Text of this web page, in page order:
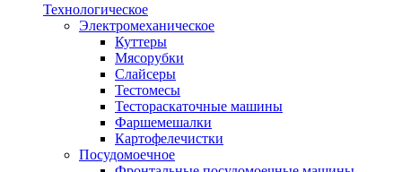
Технологическое
Электромеханическое
Куттеры
Мясорубки
Слайсеры
Тестомесы
Тестораскаточные машины
Фаршемешалки
Картофелечистки
Посудомоечное